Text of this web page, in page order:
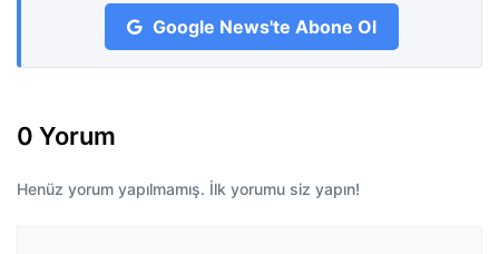
Google News'te Abone Ol
0 Yorum
Henüz yorum yapılmamış. İlk yorumu siz yapın!